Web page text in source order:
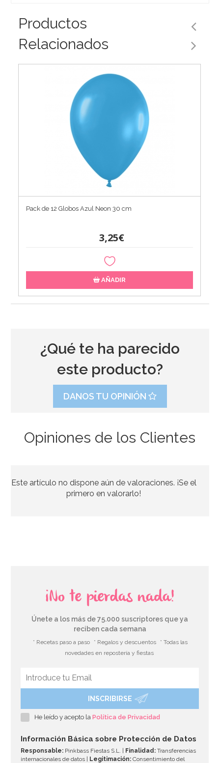
Productos
Relacionados
Pack de 12 Globos Azul Neon 30 cm
3,25€
AÑADIR
44,95€
¿Qué te ha parecido
este producto?
DANOS TU OPINIÓN
Opiniones de los Clientes
Este artículo no dispone aún de valoraciones. ¡Se el
primero en valorarlo!
¡No te pierdas nada!
Únete a los más de 75.000 suscriptores que ya
reciben cada semana
* Recetas paso a paso * Regalos y descuentos
* Todas las
novedades en repostería y fiestas
INSCRIBIRSE
He leído y acepto laPolítica de Privacidad
Información Básica sobre Protección de Datos
Responsable: Pinkbass Fiestas S.L. | Finalidad: Transferencias
internacionales de datos |
Legitimación: Consentimiento del